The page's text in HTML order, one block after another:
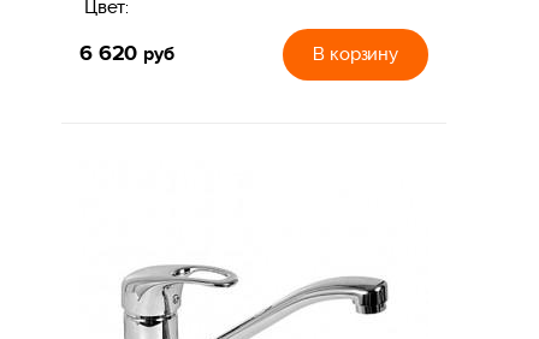
Цвет:
6 620 руб В корзину